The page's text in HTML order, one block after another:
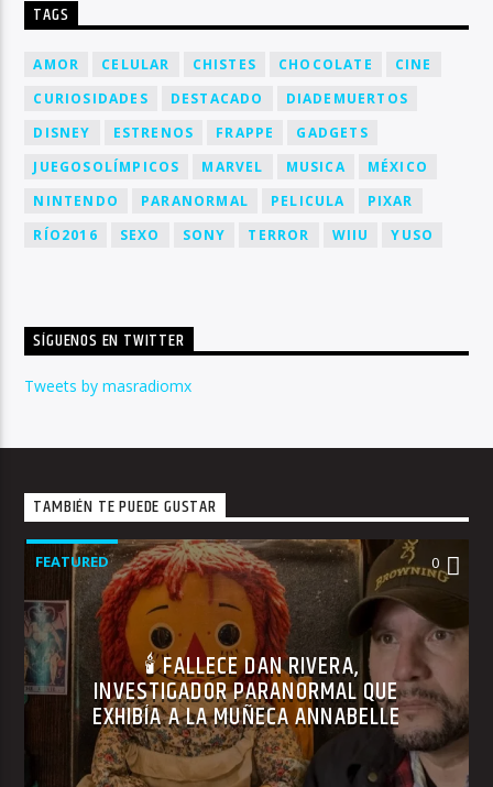
TAGS
AMOR CELULAR CHISTES CHOCOLATE
CINE
CURIOSIDADES
DESTACADO
DIADEMUERTOS
DISNEY
ESTRENOS FRAPPE
GADGETS
JUEGOSOLÍMPICOS
MARVEL MUSICA
MÉXICO
NINTENDO
PARANORMAL PELICULA
PIXAR
RÍO2016
SEXO SONY TERROR WIIU YUSO
SÍGUENOS EN TWITTER
Tweets by masradiomx
TAMBIÉN TE PUEDE GUSTAR
FEATURED 0
🕯 FALLECE DAN RIVERA,
INVESTIGADOR PARANORMAL QUE
EXHIBÍA A LA MUÑECA ANNABELLE